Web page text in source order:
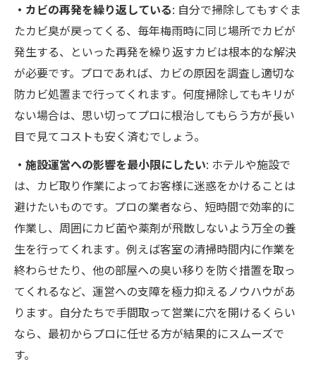
・カビの再発を繰り返している: 自分で掃除してもすぐま
たカビ臭が戻ってくる、毎年梅雨時に同じ場所でカビが
発生する、といった再発を繰り返すカビは根本的な解決
が必要です。プロであれば、カビの原因を調査し適切な
防カビ処置まで行ってくれます​。何度掃除してもキリが
ない場合は、思い切ってプロに根治してもらう方が長い
目で見てコストも安く済むでしょう。
・施設運営への影響を最小限にしたい: ホテルや施設で
は、カビ取り作業によってお客様に迷惑をかけることは
避けたいものです。プロの業者なら、短時間で効率的に
作業し、周囲にカビ菌や薬剤が飛散しないよう万全の養
生を行ってくれます​。例えば客室の清掃時間内に作業を
終わらせたり、他の部屋への臭い移りを防ぐ措置を取っ
てくれるなど、運営への支障を極力抑えるノウハウがあ
ります​。自分たちで手間取って営業に穴を開けるくらい
なら、最初からプロに任せる方が結果的にスムーズで
す。